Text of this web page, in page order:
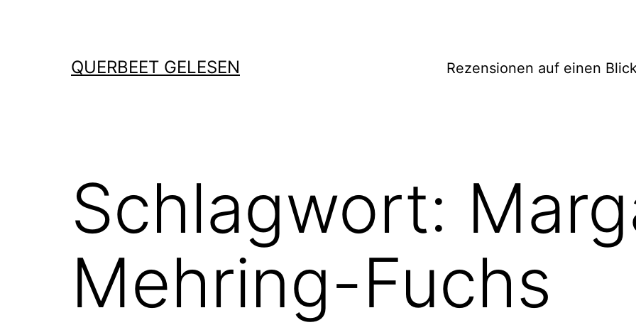
QUERBEET GELESEN Rezensionen auf einen
Schlagwort:
Mehring-Fuchs